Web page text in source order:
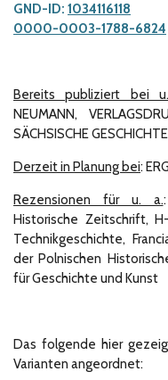
GND-ID: 1034116118
0000-0003-1788-6824
Bereits publiziert bei
NEUMANN,
SÄCHSISCHE
Derzeit in Planung bei:
Rezensionen für u. a.
Historische Zeitschrift,
Technikgeschichte,
der Polnischen
für Geschichte und Kunst
Das folgende hier
Varianten angeordnet: